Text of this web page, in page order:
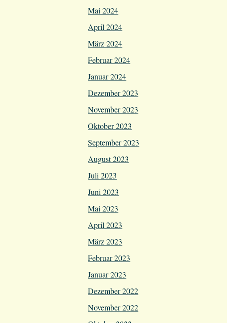
Mai 2024
April 2024
März 2024
Februar 2024
Januar 2024
Dezember 2023
November 2023
Oktober 2023
September 2023
August 2023
Juli 2023
Juni 2023
Mai 2023
April 2023
März 2023
Februar 2023
Januar 2023
Dezember 2022
November 2022